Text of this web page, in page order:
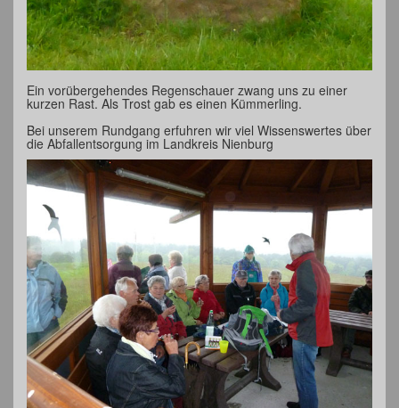
Ein vorübergehendes Regenschauer zwang uns zu einer
kurzen Rast. Als Trost gab es einen Kümmerling.
Bei unserem Rundgang erfuhren wir viel Wissenswertes über
die Abfallentsorgung im Landkreis Nienburg